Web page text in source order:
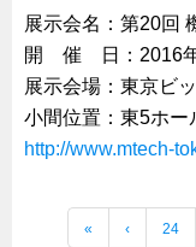
展示会名：第20回
開 催 日：2016年
展示会場：東京ビ
小間位置：東5ホー
http://www.mtech-
« ‹ 24